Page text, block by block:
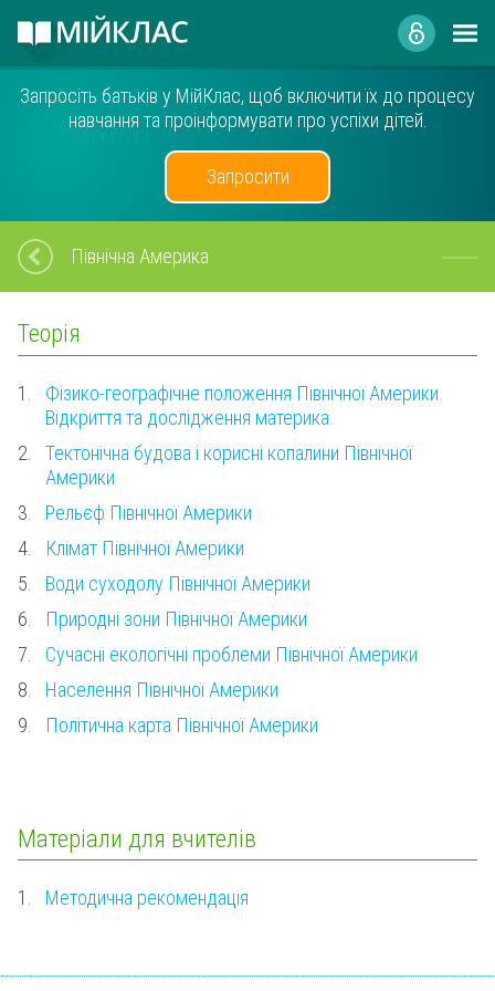
Запросіть батьків у МійКлас, щоб включити їх до процесу
навчання та проінформувати про успіхи дітей.
Запросити
Північна Америка
Теорія
1.
Фізико-географічне положення Північної Америки.
Відкриття та дослідження материка.
2.
Тектонічна будова і корисні копалини Північної
Америки
3.
Рельєф Північної Америки
4.
Клімат Північної Америки
5.
Води суходолу Північної Америки
6.
Природні зони Північної Америки
7.
Сучасні екологічні проблеми Північної Америки
8.
Населення Північної Америки
9.
Політична карта Північної Америки
Матеріали для вчителів
1. Методична рекомендація